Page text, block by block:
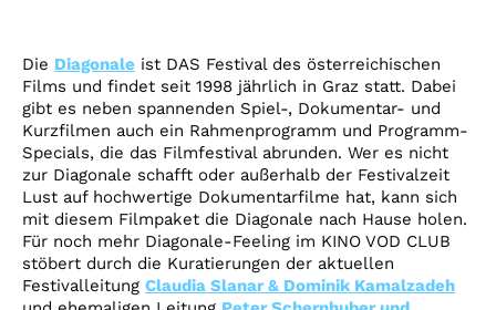
Die Diagonale ist DAS Festival des österreichischen
Films und findet seit 1998 jährlich in Graz statt. Dabei
gibt es neben spannenden Spiel-, Dokumentar- und
Kurzfilmen auch ein Rahmenprogramm und Programm-
Specials, die das Filmfestival abrunden. Wer es nicht
zur Diagonale schafft oder außerhalb der Festivalzeit
Lust auf hochwertige Dokumentarfilme hat, kann sich
mit diesem Filmpaket die Diagonale nach Hause holen.
Für noch mehr Diagonale-Feeling im KINO VOD CLUB
stöbert durch die Kuratierungen der aktuellen
Festivalleitung Claudia Slanar & Dominik Kamalzadeh